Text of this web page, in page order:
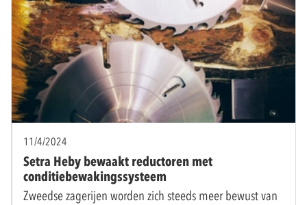
11/4/2024
Setra Heby bewaakt reductoren met
conditiebewakingssysteem
Zweedse zagerijen worden zich steeds meer bewust van